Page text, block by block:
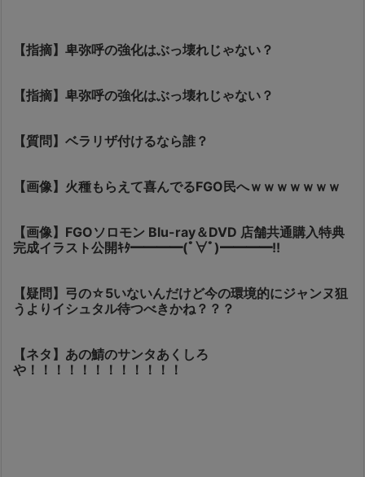
【指摘】卑弥呼の強化はぶっ壊れじゃない？
【指摘】卑弥呼の強化はぶっ壊れじゃない？
【質問】ベラリザ付けるなら誰？
【画像】火種もらえて喜んでるFGO民へｗｗｗｗｗｗｗ
【画像】FGOソロモン Blu-ray＆DVD 店舗共通購入特典
完成イラスト公開ｷﾀ━━━━(ﾟ∀ﾟ)━━━━!!
【疑問】弓の☆5いないんだけど今の環境的にジャンヌ狙
うよりイシュタル待つべきかね？？？
【ネタ】あの鯖のサンタあくしろ
や！！！！！！！！！！！！